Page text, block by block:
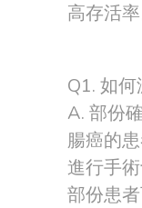
高存活率
Q1. 如
A. 部份
腸癌的
進行手
部份患